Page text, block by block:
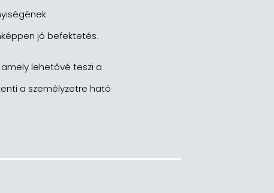
jó befektetés.
lehetővé teszi a
a személyzetre ható